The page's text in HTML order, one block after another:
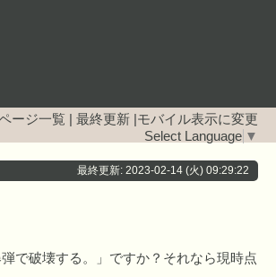
ージ一覧 最終更新 モバイル表示に変更
Select Language ▼
最終更新: 2023-02-14 (火) 09:29:22
で破壊する。」ですか？それなら現時点